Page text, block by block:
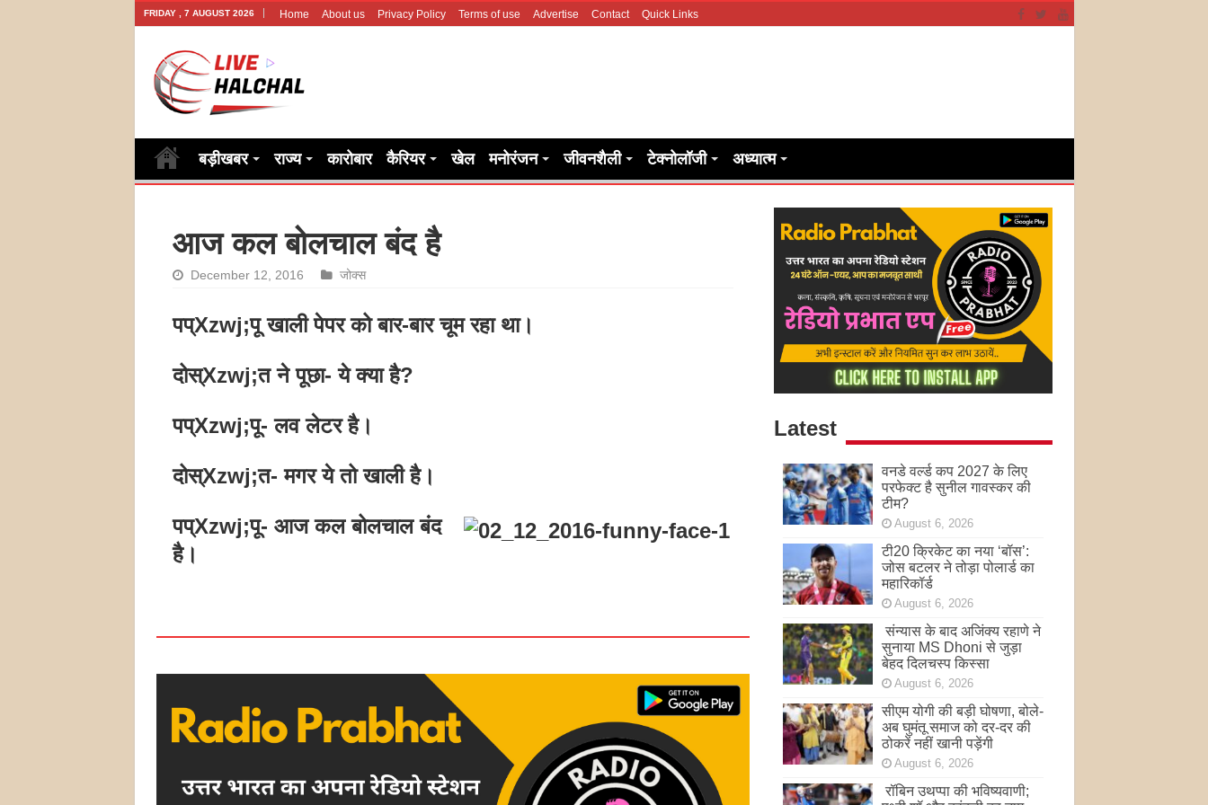
FRIDAY , 7 AUGUST 2026 Home About us Privacy Policy Terms of use Advertise Contact Quick Links
बड़ीखबर राज्य कारोबार कैरियर खेल मनोरंजन जीवनशैली टेक्नोलॉजी अध्यात्म
आज कल बोलचाल बंद है
December 12, 2016 जोक्स
पप्Xzwj;पू खाली पेपर को बार-बार चूम रहा था।
दोस्Xzwj;त ने पूछा- ये क्या है?
पप्Xzwj;पू- लव लेटर है।
दोस्Xzwj;त- मगर ये तो खाली है।
पप्Xzwj;पू- आज कल बोलचाल बंद
है।
Latest
वनडे वर्ल्ड कप 2027 के लिए
परफेक्ट है सुनील गावस्कर की
टीम?
August 6, 2026
टी20 क्रिकेट का नया ‘बॉस’:
जोस बटलर ने तोड़ा पोलार्ड का
महारिकॉर्ड
August 6, 2026
संन्यास के बाद अजिंक्‍य रहाणे ने
सुनाया MS Dhoni से जुड़ा
बेहद दिलचस्प किस्सा
August 6, 2026
सीएम योगी की बड़ी घोषणा, बोले-
अब घुमंतू समाज को दर-दर की
ठोकरें नहीं खानी पड़ेंगी
August 6, 2026
रॉबिन उथप्पा की भविष्यवाणी;